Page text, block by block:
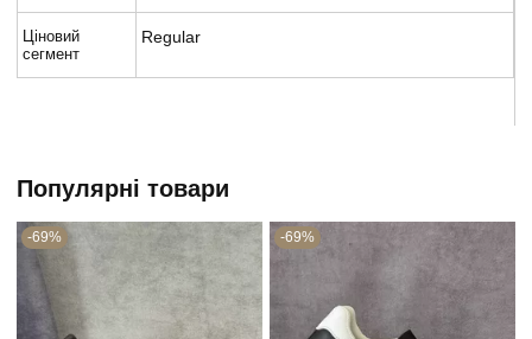
Ціновий
сегмент
Regular
Популярні товари
-69% -69%